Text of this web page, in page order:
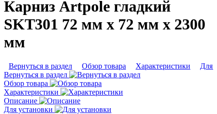
Карниз Artpole гладкий
SKT301 72 мм х 72 мм х 2300
мм
Вернуться в раздел Обзор товара Характеристики
Для
Вернуться в раздел
Обзор товара
Характеристики
Описание
Для установки